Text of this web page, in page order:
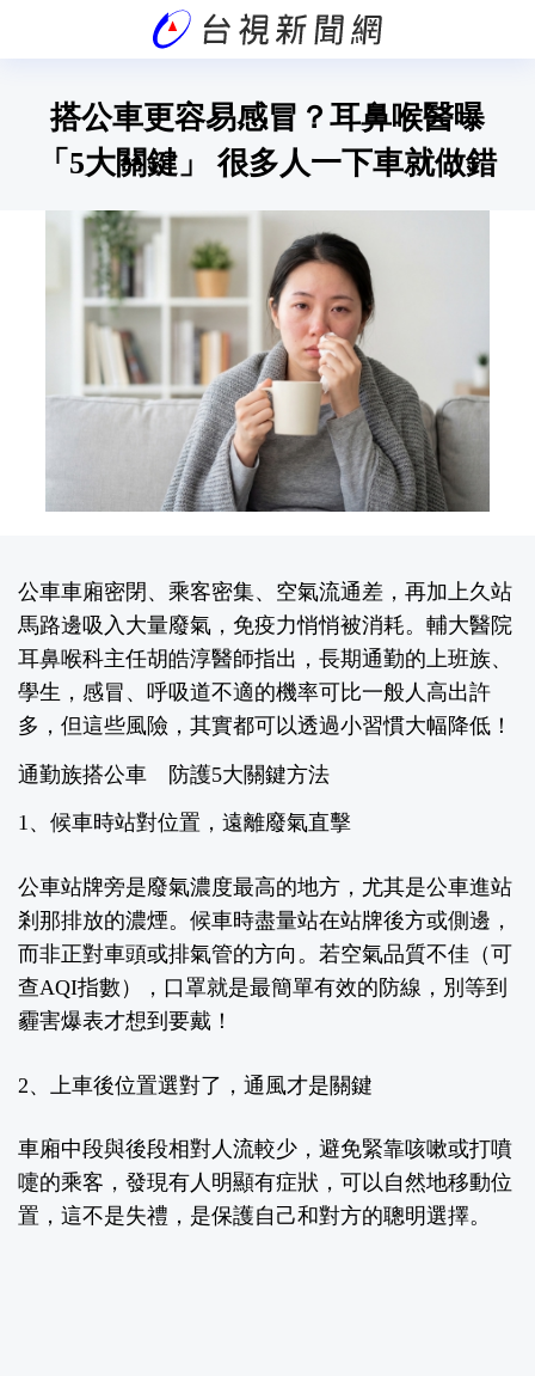
搭公車更容易感冒？耳鼻喉醫曝
「5大關鍵」 很多人一下車就做錯
公車車廂密閉、乘客密集、空氣流通差，再加上久站
馬路邊吸入大量廢氣，免疫力悄悄被消耗。 輔大醫院
耳鼻喉科主任胡皓淳醫師指出，長期通勤的上班族、
學生，感冒、呼吸道不適的機率可比一般人高出許
多，但這些風險，其實都可以透過小習慣大幅降低！
通勤族搭公車 防護5大關鍵方法
1、候車時站對位置，遠離廢氣直擊
公車站牌旁是廢氣濃度最高的地方，尤其是公車進站
剎那排放的濃煙。候車時盡量站在站牌後方或側邊，
而非正對車頭或排氣管的方向。若空氣品質不佳（可
查AQI指數），口罩就是最簡單有效的防線，別等到
霾害爆表才想到要戴！
2、上車後位置選對了，通風才是關鍵
車廂中段與後段相對人流較少，避免緊靠咳嗽或打噴
嚏的乘客，發現有人明顯有症狀，可以自然地移動位
置，這不是失禮，是保護自己和對方的聰明選擇。